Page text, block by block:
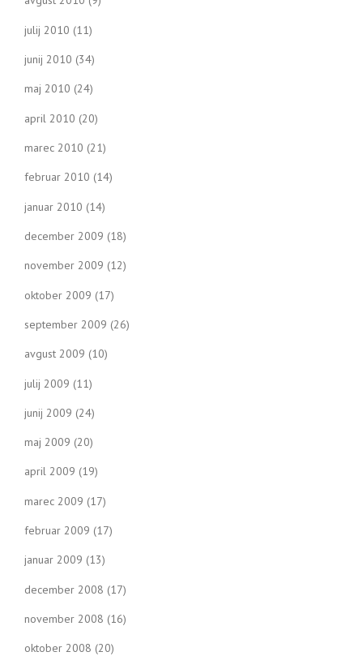
julij 2010 (11)
junij 2010 (34)
maj 2010 (24)
april 2010 (20)
marec 2010 (21)
februar 2010 (14)
januar 2010 (14)
december 2009 (18)
november 2009 (12)
oktober 2009 (17)
september 2009 (26)
avgust 2009 (10)
julij 2009 (11)
junij 2009 (24)
maj 2009 (20)
april 2009 (19)
marec 2009 (17)
februar 2009 (17)
januar 2009 (13)
december 2008 (17)
november 2008 (16)
oktober 2008 (20)